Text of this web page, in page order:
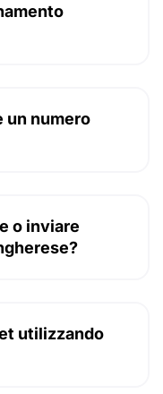
un numero
o inviare
utilizzando